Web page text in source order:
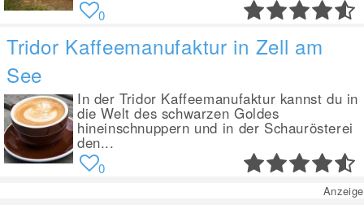
0
Tridor Kaffeemanufaktur in Zell am
See
In der Tridor Kaffeemanufaktur kannst du in
die Welt des schwarzen Goldes
hineinschnuppern und in der Schaurösterei
den...
0
Anzeige